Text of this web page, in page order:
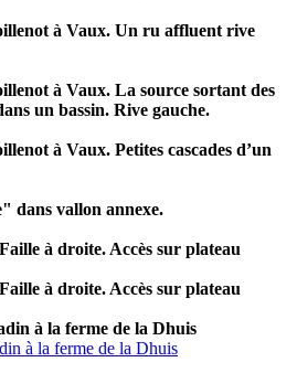
à Vaux. Un ru affluent rive
à Vaux. La source sortant des
un bassin. Rive gauche.
à Vaux. Petites cascades d’un
dans vallon annexe.
à droite. Accès sur plateau
à droite. Accès sur plateau
à la ferme de la Dhuis
à la ferme de la Dhuis